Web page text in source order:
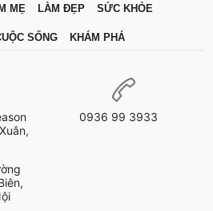
MẸ LÀM ĐẸP SỨC KHỎE
SỐNG KHÁM PHÁ
0936 99 3933